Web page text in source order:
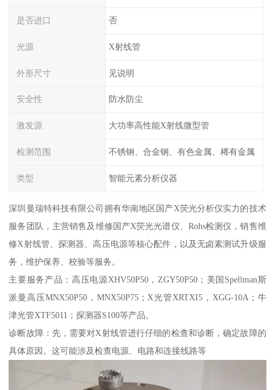
是否进口 否
光源 X射线管
外形尺寸 见说明
安全性 防水防尘
激发源 大功率高性能X射线微型管
检测范围 不锈钢、合金钢、有色金属、稀有金属
类型 智能元素分析仪器
深圳曼瑞特科技有限公司拥有华南地区国产X荧光分析仪实力的技术
服务团队，主营销售及维修国产X荧光光谱仪、Rohs检测仪，销售维
修X射线管、探测器、高压电源等核心配件，以及无卤素测试升级服
务，维护保养、校验等服务。
主要服务产品：高压电源XHV50P50，ZGY50P50；美国Spellman斯
派曼高压MNX50P50，MNX50P75；X光管XRTXI5，XGG-10A；牛
津光管XTF5011；探测器S100等产品。
诊断故障：先，需要对X射线管进行仔细的检查和诊断，确定故障的
具体原因。这可能涉及检查电源、电路和连接线路等